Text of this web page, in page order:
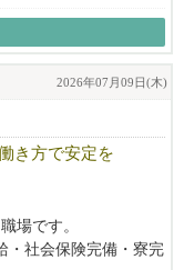
2026年07月09日(木)
き方で安定を
場です。
・社会保険完備・寮完